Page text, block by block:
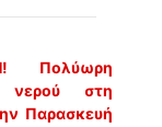
Πολύωρη
νερού στη
Παρασκευή